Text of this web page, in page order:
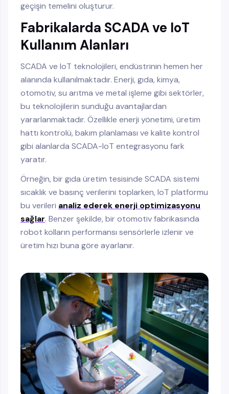
geçişin temelini oluşturur.
Fabrikalarda SCADA ve IoT
Kullanım Alanları
SCADA ve IoT teknolojileri, endüstrinin hemen her
alanında kullanılmaktadır. Enerji, gıda, kimya,
otomotiv, su arıtma ve metal işleme gibi sektörler,
bu teknolojilerin sunduğu avantajlardan
yararlanmaktadır. Özellikle enerji yönetimi, üretim
hattı kontrolü, bakım planlaması ve kalite kontrol
gibi alanlarda SCADA-IoT entegrasyonu fark
yaratır.
Örneğin, bir gıda üretim tesisinde SCADA sistemi
sıcaklık ve basınç verilerini toplarken, IoT platformu
bu verileri analiz ederek enerji optimizasyonu
sağlar. Benzer şekilde, bir otomotiv fabrikasında
robot kolların performansı sensörlerle izlenir ve
üretim hızı buna göre ayarlanır.